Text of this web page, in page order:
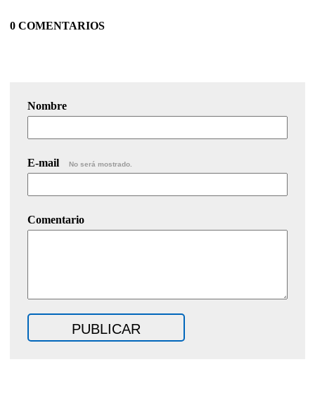
0 COMENTARIOS
Nombre
E-mail No será mostrado.
Comentario